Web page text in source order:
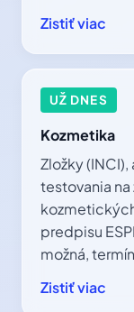
Zistiť viac
UŽ DNES
Kozmetika
Zložky
testovania
predpisu
možná,
Zistiť viac